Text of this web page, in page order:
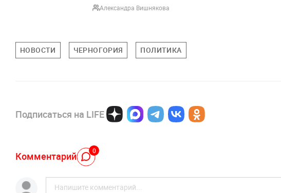
Александра Вишнякова
НОВОСТИ ЧЕРНОГОРИЯ ПОЛИТИКА
Подписаться на LIFE
Комментарий 0